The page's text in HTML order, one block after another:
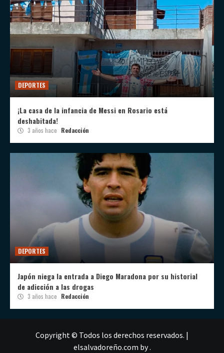
DEPORTES
¡La casa de la infancia de Messi en Rosario está
deshabitada!
3 años hace Redacción
DEPORTES
Japón niega la entrada a Diego Maradona por su historial
de adicción a las drogas
3 años hace Redacción
Copyright © Todos los derechos reservados. |
elsalvadoreño.com by .